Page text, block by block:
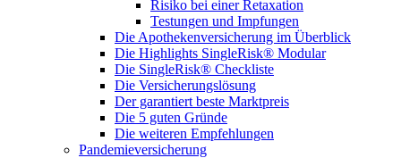
Risiko bei einer Retaxation
Testungen und Impfungen
Die Apothekenversicherung im Überblick
Die Highlights SingleRisk® Modular
Die SingleRisk® Checkliste
Die Versicherungslösung
Der garantiert beste Marktpreis
Die 5 guten Gründe
Die weiteren Empfehlungen
Pandemieversicherung